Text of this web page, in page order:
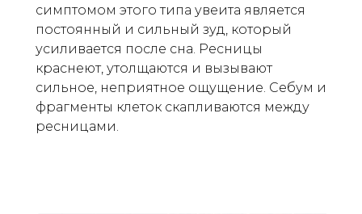
симптомом этого типа увеита является
постоянный и сильный зуд, который
усиливается после сна. Ресницы
краснеют, утолщаются и вызывают
сильное, неприятное ощущение. Себум и
фрагменты клеток скапливаются между
ресницами.